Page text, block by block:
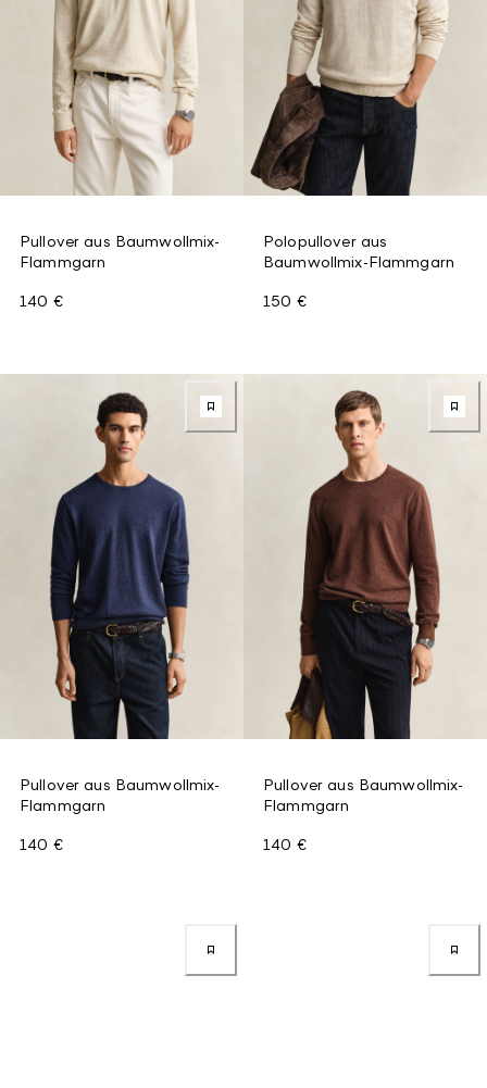
Pullover aus Baumwollmix-
Flammgarn
140 €
Polopullover aus
Baumwollmix-Flammgarn
150 €
Pullover aus Baumwollmix-
Flammgarn
140 €
Pullover aus Baumwollmix-
Flammgarn
140 €